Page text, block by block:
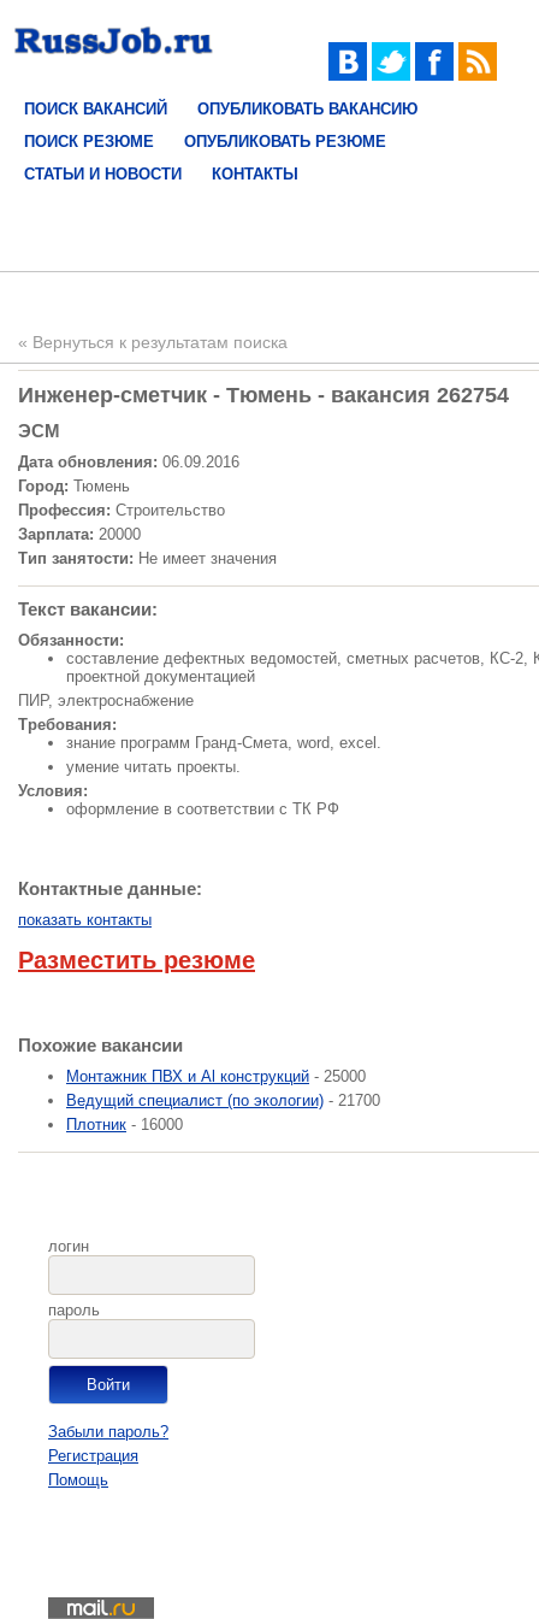
ПОИСК ВАКАНСИЙ
ОПУБЛИКОВАТЬ ВАКАНСИЮ
ПОИСК РЕЗЮМЕ
ОПУБЛИКОВАТЬ РЕЗЮМЕ
СТАТЬИ И НОВОСТИ
КОНТАКТЫ
« Вернуться к результатам поиска
Инженер-сметчик - Тюмень - вакансия 262754
ЭСМ
Дата обновления: 06.09.2016
Город: Тюмень
Профессия: Строительство
Зарплата: 20000
Тип занятости: Не имеет значения
Текст вакансии:
Обязанности:
составление дефектных ведомостей, сметных расчетов, КС-
проектной документацией
ПИР, электроснабжение
Требования:
знание программ Гранд-Смета, word, excel.
умение читать проекты.
Условия:
оформление в соответствии с ТК РФ
Контактные данные:
показать контакты
Разместить резюме
Похожие вакансии
Монтажник ПВХ и Al конструкций - 25000
Ведущий специалист (по экологии) - 21700
Плотник - 16000
логин
пароль
Забыли пароль?
Регистрация
Помощь